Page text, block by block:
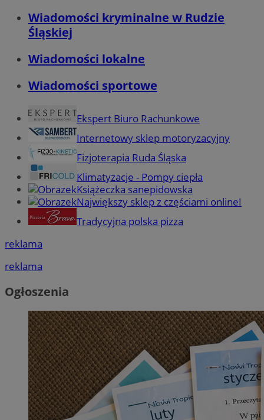
Wiadomości kryminalne w Rudzie
Śląskiej
Wiadomości lokalne
Wiadomości sportowe
Ekspert Biuro Rachunkowe
Internetowy sklep motoryzacyjny
Fizjoterapia Ruda Śląska
Klimatyzacje - Pompy ciepła
Książeczka sanepidowska
Największy sklep z częściami online!
Tradycyjna polska pizza
reklama
reklama
Ogłoszenia